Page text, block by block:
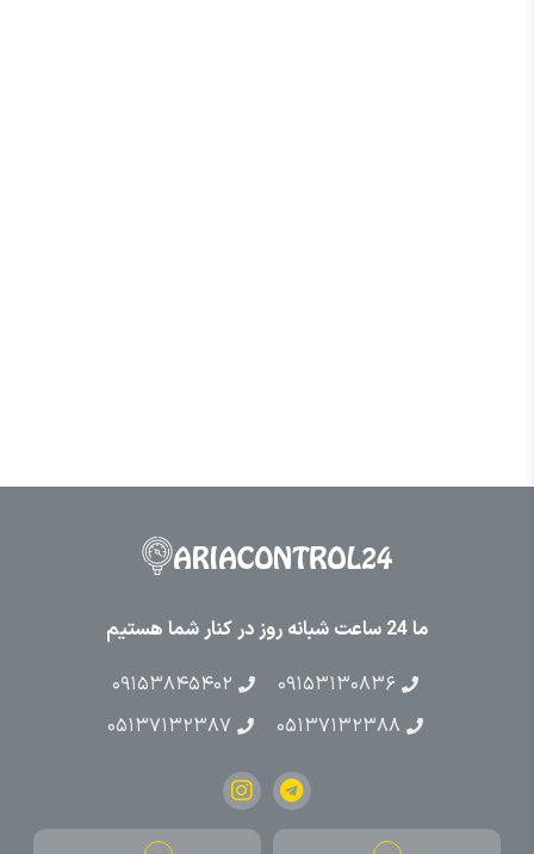
ما 24 ساعت شبانه روز در کنار شما هستیم
۰۹۱۵۳۱۳۰۸۳۶
۰۹۱۵۳۸۴۵۴۰۲
۰۵۱۳۷۱۳۲۳۸۸
۰۵۱۳۷۱۳۲۳۸۷